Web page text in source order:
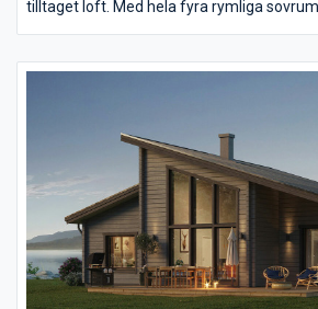
tilltaget loft. Med hela fyra rymliga
fönsterareor och högt i tak skapar öppna,